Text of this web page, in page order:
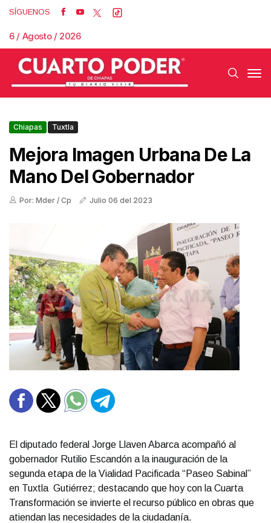
SÍGUENOS
6 / Agosto / 2026
Chiapas Tuxtla
Mejora Imagen Urbana De La
Mano Del Gobernador
Por: Mder / Cp Julio 06 del 2023
El diputado federal Jorge Llaven Abarca acompañó al
gobernador Rutilio Escandón a la inauguración de la
segunda etapa de la Vialidad Pacificada “Paseo Sabinal”
en Tuxtla Gutiérrez; destacando que hoy con la Cuarta
Transformación se invierte el recurso público en obras que
atiendan las necesidades de la ciudadanía.